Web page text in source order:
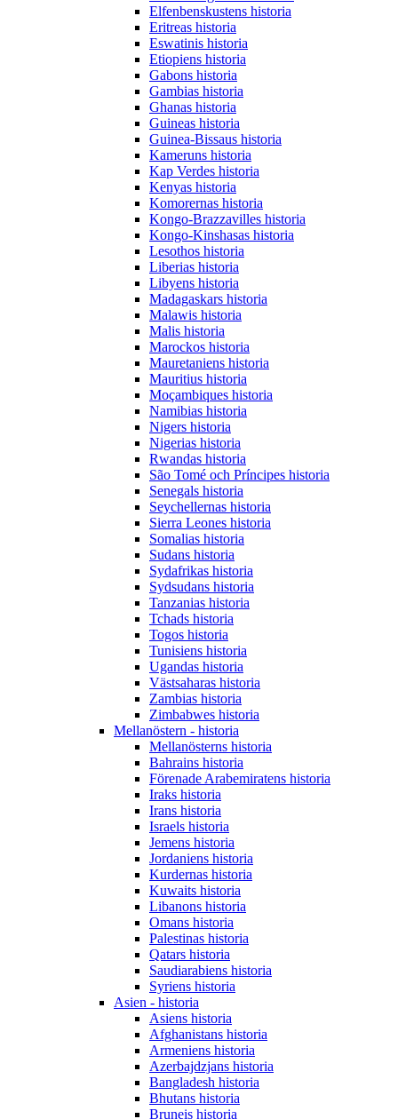
Elfenbenskustens historia
Eritreas historia
Eswatinis historia
Etiopiens historia
Gabons historia
Gambias historia
Ghanas historia
Guineas historia
Guinea-Bissaus historia
Kameruns historia
Kap Verdes historia
Kenyas historia
Komorernas historia
Kongo-Brazzavilles historia
Kongo-Kinshasas historia
Lesothos historia
Liberias historia
Libyens historia
Madagaskars historia
Malawis historia
Malis historia
Marockos historia
Mauretaniens historia
Mauritius historia
Moçambiques historia
Namibias historia
Nigers historia
Nigerias historia
Rwandas historia
São Tomé och Príncipes historia
Senegals historia
Seychellernas historia
Sierra Leones historia
Somalias historia
Sudans historia
Sydafrikas historia
Sydsudans historia
Tanzanias historia
Tchads historia
Togos historia
Tunisiens historia
Ugandas historia
Västsaharas historia
Zambias historia
Zimbabwes historia
Mellanöstern - historia
Mellanösterns historia
Bahrains historia
Förenade Arabemiratens historia
Iraks historia
Irans historia
Israels historia
Jemens historia
Jordaniens historia
Kurdernas historia
Kuwaits historia
Libanons historia
Omans historia
Palestinas historia
Qatars historia
Saudiarabiens historia
Syriens historia
Asien - historia
Asiens historia
Afghanistans historia
Armeniens historia
Azerbajdzjans historia
Bangladesh historia
Bhutans historia
Bruneis historia